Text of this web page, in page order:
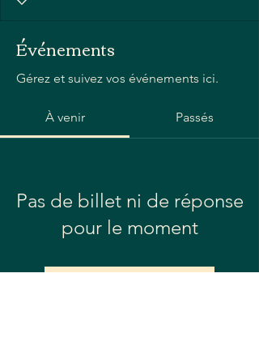
Événements
Gérez et suivez vos événements ici.
À venir Passés
Pas de billet ni de réponse
pour le moment